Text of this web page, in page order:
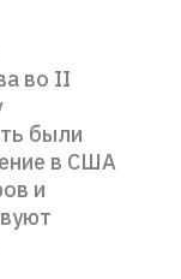
во II
были
в США
и